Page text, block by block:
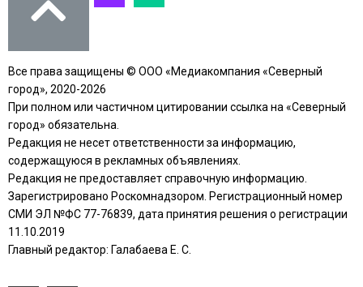
Все права защищены © ООО «Медиакомпания «Северный
город», 2020-2026
При полном или частичном цитировании ссылка на «Северный
город» обязательна.
Редакция не несет ответственности за информацию,
содержащуюся в рекламных объявлениях.
Редакция не предоставляет справочную информацию.
Зарегистрировано Роскомнадзором. Регистрационный номер
СМИ ЭЛ №ФС 77-76839, дата принятия решения о регистрации
11.10.2019
Главный редактор: Галабаева Е. С.